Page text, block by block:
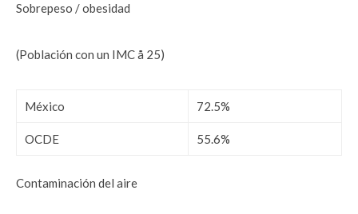
Sobrepeso / obesidad
(Población con un IMC å 25)
México 72.5%
OCDE 55.6%
Contaminación del aire